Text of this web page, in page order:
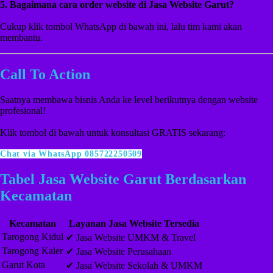
5. Bagaimana cara order website di Jasa Website Garut?
Cukup klik tombol WhatsApp di bawah ini, lalu tim kami akan
membantu.
Call To Action
Saatnya membawa bisnis Anda ke level berikutnya dengan website
profesional!
Klik tombol di bawah untuk konsultasi GRATIS sekarang:
Chat via WhatsApp 085722250509
Tabel Jasa Website Garut Berdasarkan
Kecamatan
Kecamatan
Layanan Jasa Website Tersedia
Tarogong Kidul ✔ Jasa Website UMKM & Travel
Tarogong Kaler ✔ Jasa Website Perusahaan
Garut Kota
✔ Jasa Website Sekolah & UMKM